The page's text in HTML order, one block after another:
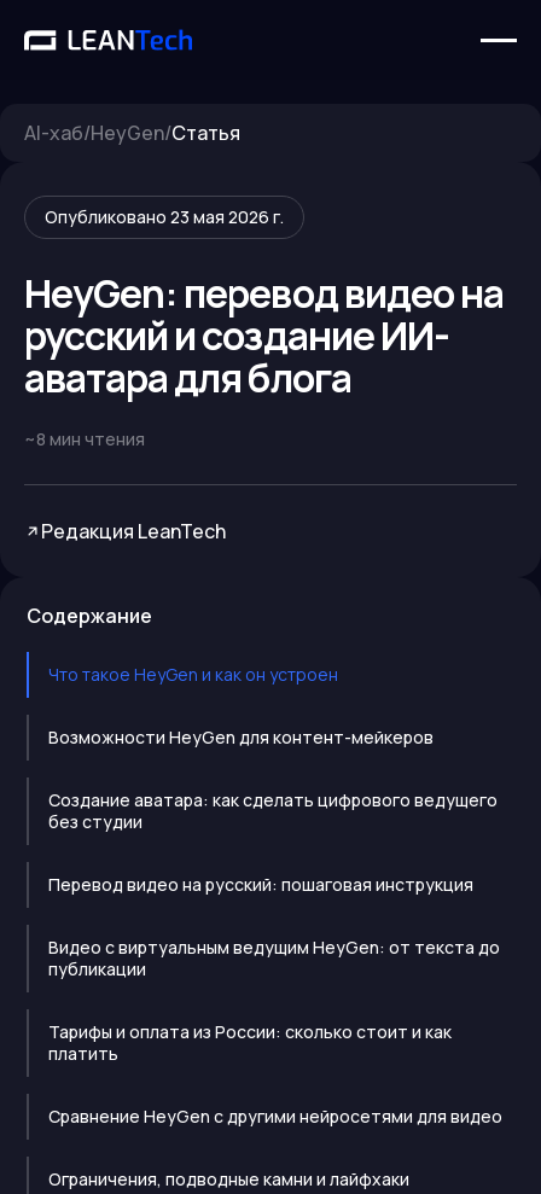
AI-хаб/HeyGen/Статья
Опубликовано 23 мая 2026 г.
HeyGen: перевод видео на
русский и создание ИИ-
аватара для блога
~8 мин чтения
Редакция LeanTech
Содержание
Что такое HeyGen и как он устроен
Возможности HeyGen для контент-мейкеров
Создание аватара: как сделать цифрового ведущего
без студии
Перевод видео на русский: пошаговая инструкция
Видео с виртуальным ведущим HeyGen: от текста до
публикации
Тарифы и оплата из России: сколько стоит и как
платить
Сравнение HeyGen с другими нейросетями для видео
Ограничения, подводные камни и лайфхаки